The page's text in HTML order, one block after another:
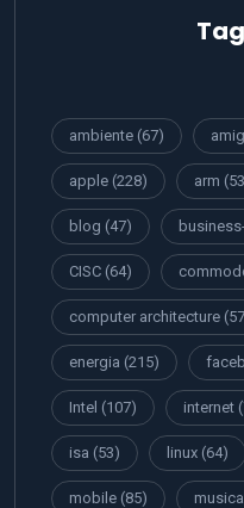
ambiente (67)
apple (228) arm
blog (47)
CISC (64)
computer architecture
energia (215)
Intel (107) internet
isa (53) linux (64)
mobile (85) musica